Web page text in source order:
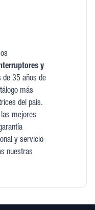
y
de 35 años de
más
del país.
mejores
y servicio
nuestras